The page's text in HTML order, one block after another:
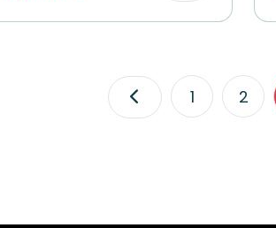
1 2